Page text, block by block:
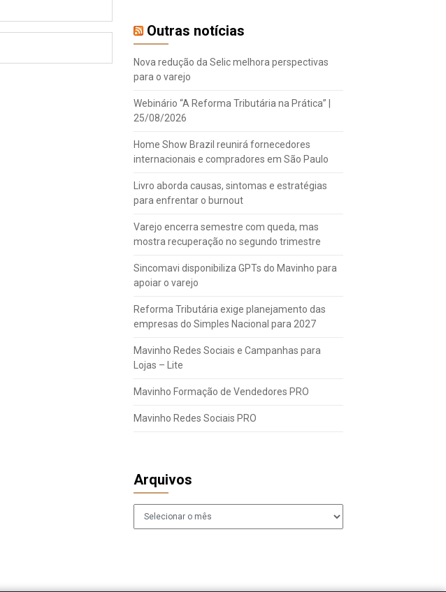
Outras notícias
Nova redução da Selic melhora perspectivas
para o varejo
Webinário “A Reforma Tributária na Prática” |
25/08/2026
Home Show Brazil reunirá fornecedores
internacionais e compradores em São Paulo
Livro aborda causas, sintomas e estratégias
para enfrentar o burnout
Varejo encerra semestre com queda, mas
mostra recuperação no segundo trimestre
Sincomavi disponibiliza GPTs do Mavinho para
apoiar o varejo
Reforma Tributária exige planejamento das
empresas do Simples Nacional para 2027
Mavinho Redes Sociais e Campanhas para
Lojas – Lite
Mavinho Formação de Vendedores PRO
Mavinho Redes Sociais PRO
Arquivos
Arquivos